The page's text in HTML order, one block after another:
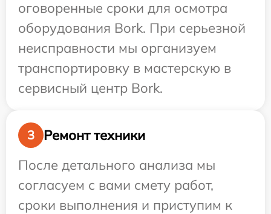
оговоренные сроки для осмотра
оборудования Bork. При серьезной
неисправности мы организуем
транспортировку в мастерскую в
сервисный центр Bork.
3
Ремонт техники
После детального анализа мы
согласуем с вами смету работ,
сроки выполнения и приступим к